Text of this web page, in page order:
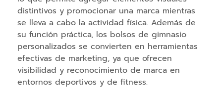
a
d
o
e
s
n
distintivos y promocionar una marca mientras
se lleva a cabo la actividad física. Además de
su función práctica, los bolsos de gimnasio
personalizados se convierten en herramientas
efectivas de marketing, ya que ofrecen
visibilidad y reconocimiento de marca en
entornos deportivos y de fitness.